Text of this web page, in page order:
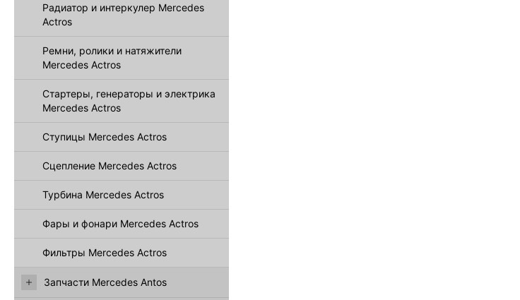
Радиатор и интеркулер Mercedes
Actros
Ремни, ролики и натяжители
Mercedes Actros
Стартеры, генераторы и электрика
Mercedes Actros
Ступицы Mercedes Actros
Сцепление Mercedes Actros
Турбина Mercedes Actros
Фары и фонари Mercedes Actros
Фильтры Mercedes Actros
Запчасти Mercedes Antos